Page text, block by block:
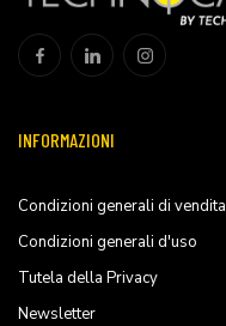
INFORMAZIONI
Condizioni generali di vendita
Condizioni generali d'uso
Tutela della Privacy
Newsletter